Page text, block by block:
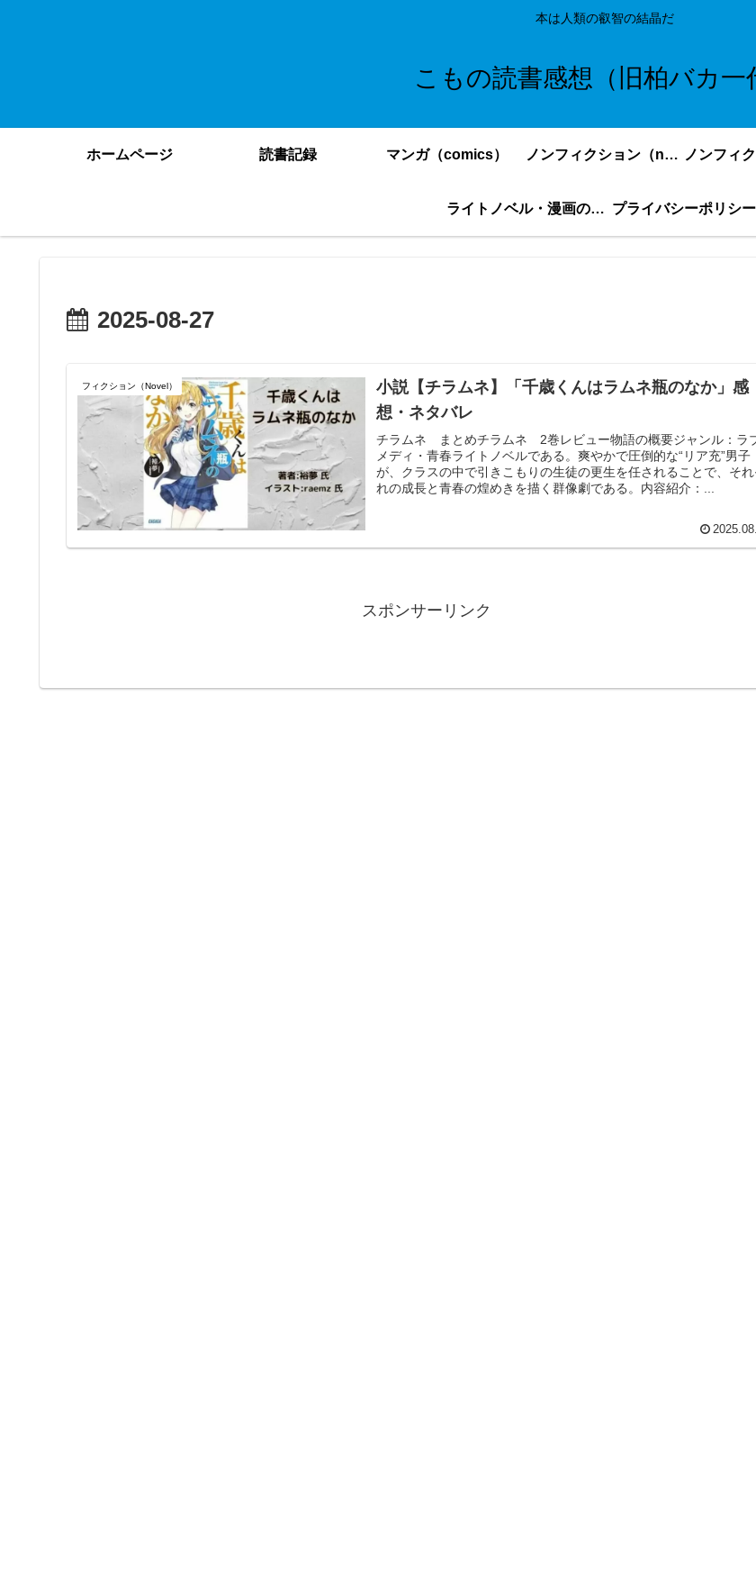
本は人類の叡智の結晶だ
こもの読書感想（旧柏バカ一
ホームページ 読書記録 マンガ（comics） ノンフィクション（nonfiction）更新順
ライトノベル・漫画の感想・ネタバレまとめ｜こもの読書感想 プライバシーポリシー
2025-08-27
フィクション（Novel）
小説【チラムネ】「千歳くんはラムネ瓶のなか」感
想・ネタバレ
チラムネ まとめチラムネ 2巻レビュー物語の概要ジャンル：ラ
メディ・青春ライトノベルである。爽やかで圧倒的な“リア充”男子
が、クラスの中で引きこもりの生徒の更生を任されることで、そ
れの成長と青春の煌めきを描く群像劇である。内容紹介：...
スポンサーリンク